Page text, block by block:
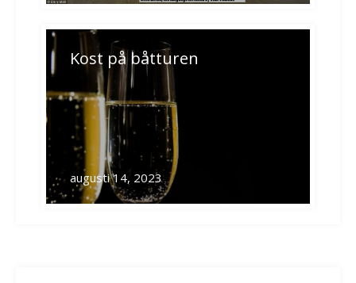
Kost på båtturen
augusti 14, 2023